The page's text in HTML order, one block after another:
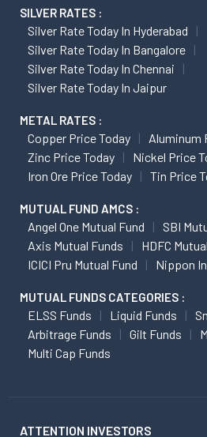
SILVER RATES :
Silver Rate Today In Hyderabad
Silver Rate Today In Bangalore
Silver Rate Today In Chennai
Silver Rate Today In Jaipur
METAL RATES :
Copper Price Today
Aluminum
Zinc Price Today
Nickel Price
Iron Ore Price Today
Tin Price
MUTUAL FUND AMCS :
Angel One Mutual Fund
SBI
Axis Mutual Funds
HDFC
ICICI Pru Mutual Fund
Nippon
MUTUAL FUNDS CATEGORIES :
ELSS Funds Liquid Funds
Arbitrage Funds
Gilt Funds
Multi Cap Funds
ATTENTION INVESTORS